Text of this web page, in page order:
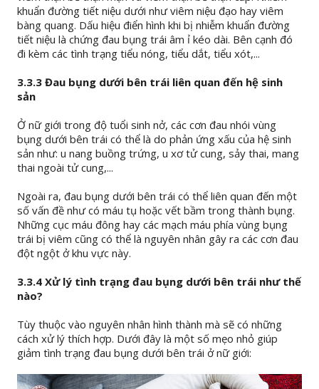
khuẩn đường tiết niệu dưới như viêm niệu đạo hay viêm
bàng quang. Dấu hiệu điển hình khi bị nhiễm khuẩn đường
tiết niệu là chứng đau bụng trái âm ỉ kéo dài. Bên cạnh đó
đi kèm các tình trạng tiểu nóng, tiểu dắt, tiểu xót,...
3.3.3 Đau bụng dưới bên trái liên quan đến hệ sinh
sản
Ở nữ giới trong độ tuổi sinh nở, các cơn đau nhói vùng
bụng dưới bên trái có thể là do phản ứng xấu của hệ sinh
sản như: u nang buồng trứng, u xơ tử cung, sảy thai, mang
thai ngoài tử cung,...
Ngoài ra, đau bụng dưới bên trái có thể liên quan đến một
số vấn đề như có máu tụ hoặc vết bầm trong thành bụng.
Những cục máu đông hay các mạch máu phía vùng bụng
trái bị viêm cũng có thể là nguyên nhân gây ra các cơn đau
đột ngột ở khu vực này.
3.3.4 Xử lý tình trạng đau bụng dưới bên trái như thế
nào?
Tùy thuộc vào nguyên nhân hình thành mà sẽ có những
cách xử lý thích hợp. Dưới đây là một số mẹo nhỏ giúp
giảm tình trạng đau bụng dưới bên trái ở nữ giới: